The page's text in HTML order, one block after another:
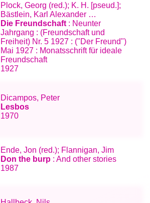
Plock, Georg (red.); K. H. [pseud.];
Bästlein, Karl Alexander …
Die Freundschaft : Neunter
Jahrgang : (Freundschaft und
Freiheit) Nr. 5 1927 : ("Der Freund")
Mai 1927 : Monatsschrift für ideale
Freundschaft
1927
Dicampos, Peter
Lesbos
1970
Ende, Jon (red.); Flannigan, Jim
Don the burp : And other stories
1987